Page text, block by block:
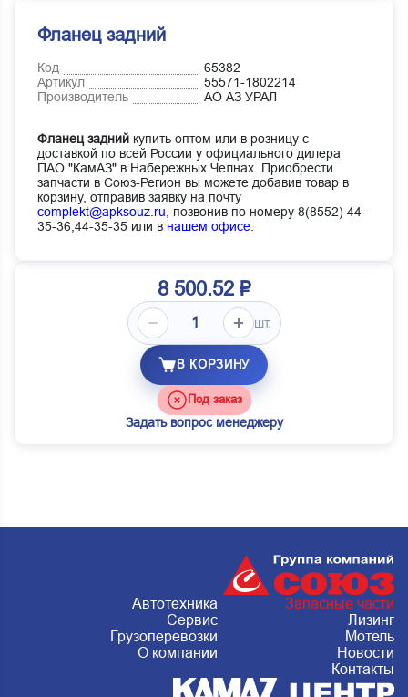
Фланец задний
Код
65382
Артикул
55571-1802214
Производитель
АО АЗ УРАЛ
Фланец задний купить оптом или в розницу с
доставкой по всей России у официального дилера
ПАО "КамАЗ" в Набережных Челнах. Приобрести
запчасти в Союз-Регион вы можете добавив товар в
корзину, отправив заявку на почту
complekt@apksouz.ru,
позвонив по номеру 8(8552) 44-
35-36,44-35-35 или в нашем офисе
8 500.52 ₽
шт.
В КОРЗИНУ
Под заказ
Задать вопрос менеджеру
Автотехника
Запасные части
Сервис
Лизинг
Грузоперевозки
Мотель
О компании
Новости
Контакты